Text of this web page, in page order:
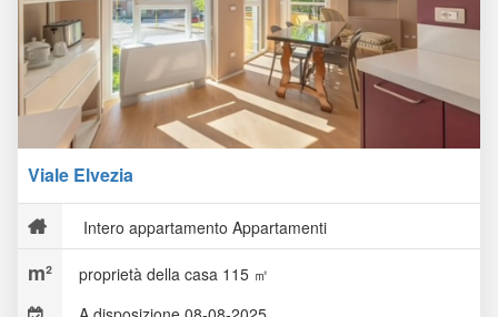
Viale Elvezia
Intero appartamento Appartamenti
proprietà della casa 115 ㎡